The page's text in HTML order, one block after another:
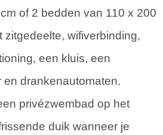
of 2 bedden van 110 x 200
zitgedeelte, wifiverbinding,
een kluis, een
en drankenautomaten.
privézwembad op het
duik wanneer je